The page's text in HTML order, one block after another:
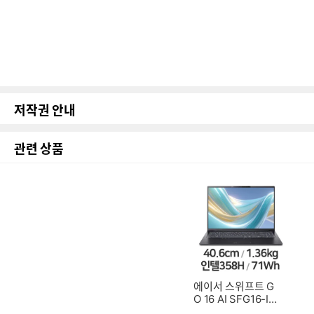
저작권 안내
관련 상품
에이서 스위프트 G
O 16 AI SFG16-I71